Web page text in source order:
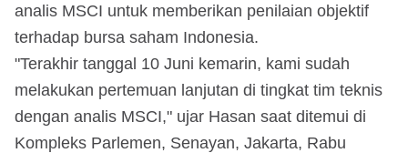
analis MSCI untuk memberikan penilaian objektif
terhadap bursa saham Indonesia.
"Terakhir tanggal 10 Juni kemarin, kami sudah
melakukan pertemuan lanjutan di tingkat tim teknis
dengan analis MSCI," ujar Hasan saat ditemui di
Kompleks Parlemen, Senayan, Jakarta, Rabu